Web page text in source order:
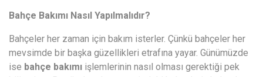
Bahçe Bakımı Nasıl Yapılmalıdır?
Bahçeler her zaman için bakım isterler. Çünkü bahçeler her
mevsimde bir başka güzellikleri etrafına yayar. Günümüzde
ise bahçe bakımı işlemlerinin nasıl olması gerektiği pek